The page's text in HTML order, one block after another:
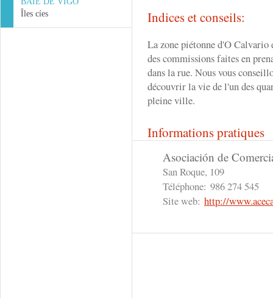
Îles cíes
Indices et conseils:
La zone piétonne d'O Calvario
des commissions faites en
dans la rue. Nous vous
découvrir la vie de l'un des
pleine ville.
Informations pratiques
Asociación de
San Roque, 109
Téléphone: 986 274 545
Site web: http://